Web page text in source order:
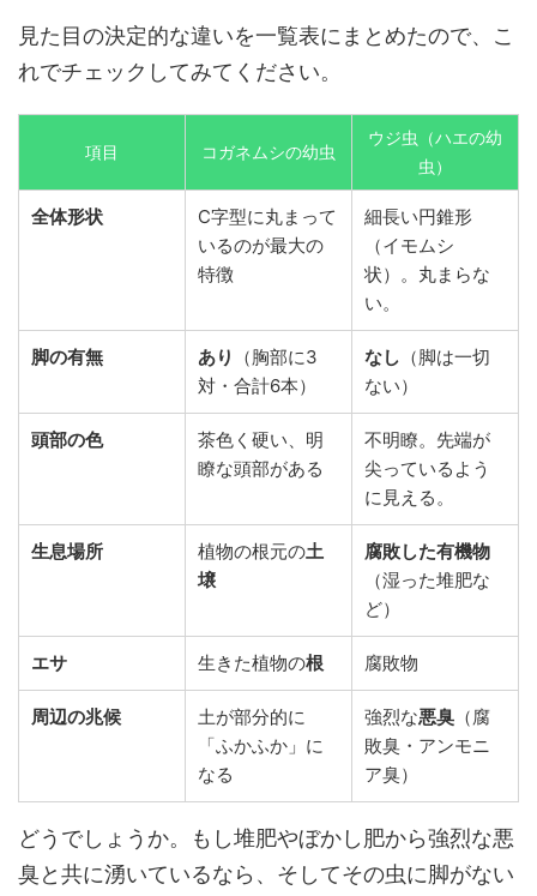
見た目の決定的な違いを一覧表にまとめたので、こ
れでチェックしてみてください。
項目 コガネムシの幼虫
ウジ虫（ハエの幼
虫）
全体形状
C字型に丸まって
いるのが最大の
特徴
細長い円錐形
（イモムシ
状）。丸まらな
い。
脚の有無 あり
（胸部に3
対・合計6本）
なし （脚は一切
ない）
頭部の色
茶色く硬い、明
瞭な頭部がある
不明瞭。先端が
尖っているよう
に見える。
生息場所 植物の根元の土
壌
腐敗した有機物
（湿った堆肥な
ど）
エサ 生きた植物の根 腐敗物
周辺の兆候
土が部分的に
「ふかふか」に
なる
強烈な悪臭 （腐
敗臭・アンモニ
ア臭）
どうでしょうか。もし堆肥やぼかし肥から強烈な悪
臭と共に湧いているなら、そしてその虫に脚がない